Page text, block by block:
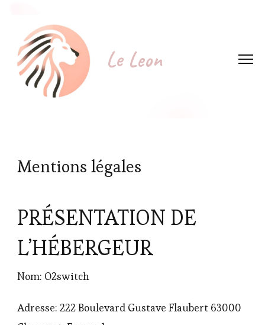
Le Leon
Mentions légales
PRÉSENTATION DE
L’HÉBERGEUR
Nom: O2switch
Adresse: 222 Boulevard Gustave Flaubert 63000